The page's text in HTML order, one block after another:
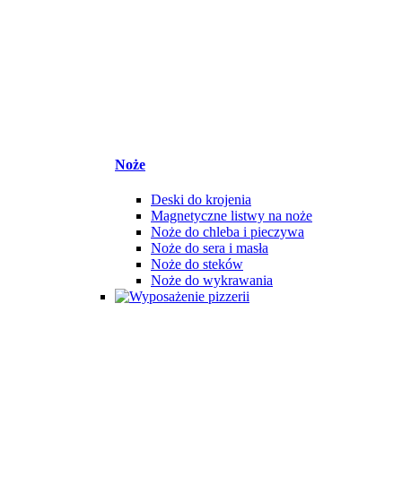
Noże
Deski do krojenia
Magnetyczne listwy na noże
Noże do chleba i pieczywa
Noże do sera i masła
Noże do steków
Noże do wykrawania